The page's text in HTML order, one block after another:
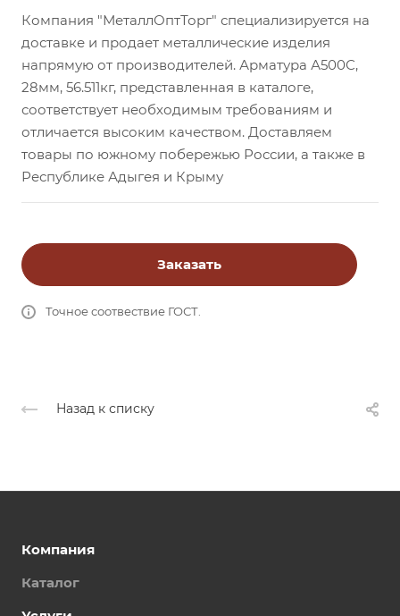
Компания "МеталлОптТорг" специализируется на
доставке и продает металлические изделия
напрямую от производителей. Арматура А500С,
28мм, 56.511кг, представленная в каталоге,
соответствует необходимым требованиям и
отличается высоким качеством. Доставляем
товары по южному побережью России, а также в
Республике Адыгея и Крыму
Заказать
Точное соотвествие ГОСТ.
Назад к списку
Компания
Каталог